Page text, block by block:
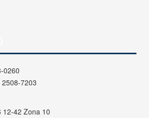
0260
2508-7203
12-42 Zona 10